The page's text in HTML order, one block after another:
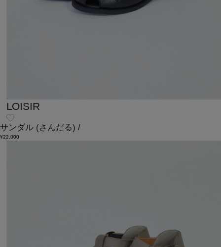
LOISIR
サンダル (さんだる) /
¥22,000